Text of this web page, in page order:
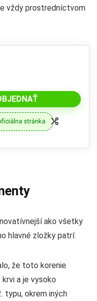
vždy prostredníctvom
stránka
ako všetky
hlavné zložky patrí:
že toto korenie
krvi a je vysoko
typu, okrem iných